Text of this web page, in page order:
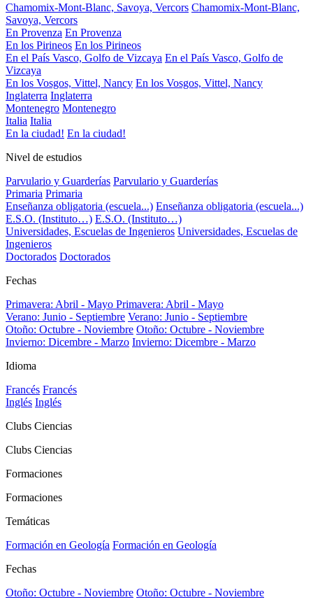
Chamomix-Mont-Blanc, Savoya, Vercors Chamomix-Mont-Blanc,
Savoya, Vercors
En Provenza En Provenza
En los Pirineos En los Pirineos
En el País Vasco, Golfo de Vizcaya En el País Vasco, Golfo de
Vizcaya
En los Vosgos, Vittel, Nancy En los Vosgos, Vittel, Nancy
Inglaterra Inglaterra
Montenegro Montenegro
Italia Italia
En la ciudad! En la ciudad!
Nivel de estudios
Parvulario y Guarderías Parvulario y Guarderías
Primaria Primaria
Enseñanza obligatoria (escuela...) Enseñanza obligatoria (escuela...)
E.S.O. (Instituto…) E.S.O. (Instituto…)
Universidades, Escuelas de Ingenieros Universidades, Escuelas de
Ingenieros
Doctorados Doctorados
Fechas
Primavera: Abril - Mayo Primavera: Abril - Mayo
Verano: Junio - Septiembre Verano: Junio - Septiembre
Otoño: Octubre - Noviembre Otoño: Octubre - Noviembre
Invierno: Dicembre - Marzo Invierno: Dicembre - Marzo
Idioma
Francés Francés
Inglés Inglés
Clubs Ciencias
Clubs Ciencias
Formaciones
Formaciones
Temáticas
Formación en Geología Formación en Geología
Fechas
Otoño: Octubre - Noviembre Otoño: Octubre - Noviembre